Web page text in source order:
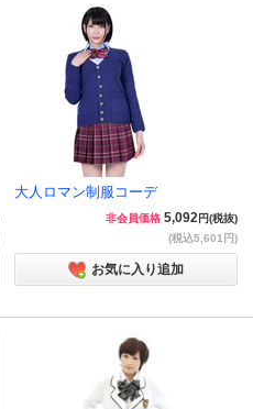
大人ロマン制服コーデ
非会員価格 5,092円(税抜)
(税込5,601円)
お気に入り追加